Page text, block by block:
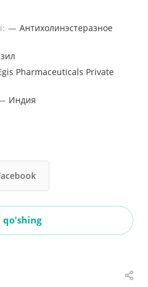
— Антихолинэстеразное
Pharmaceuticals Private
Индия
qo'shing